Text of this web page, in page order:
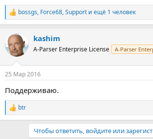
Р
е
к
ц
и
bossgs, Force68,Support и ещё 1 человек
kashim
A-Parser Enterprise License A-Parser
25 Мар 2016
Поддерживаю.
Р
е
btr
Чтобы ответить, войдите или